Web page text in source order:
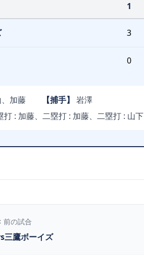
1
3
0
、加藤 【捕手】
岩澤
打 : 加藤、二塁打 : 加藤、二塁打 : 山下
前の試合
三鷹ボーイズ